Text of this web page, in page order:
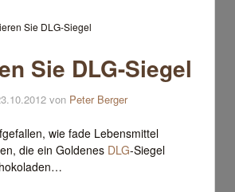
Sie DLG-Siegel
Sie DLG-Siegel
von Peter Berger
wie fade Lebensmittel
die ein Goldenes DLG-Siegel